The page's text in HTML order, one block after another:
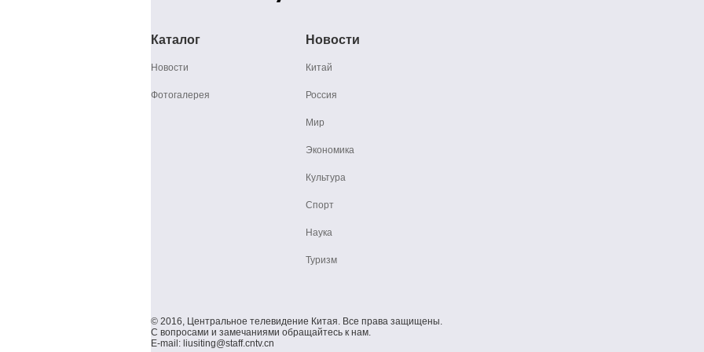
Каталог
Новости
Фотогалерея
Новости
Китай
Россия
Мир
Экономика
Культура
Спорт
Наука
Туризм
© 2016, Центральное телевидение Китая. Все права защищены.
С вопросами и замечаниями обращайтесь к нам.
E-mail: liusiting@staff.cntv.cn